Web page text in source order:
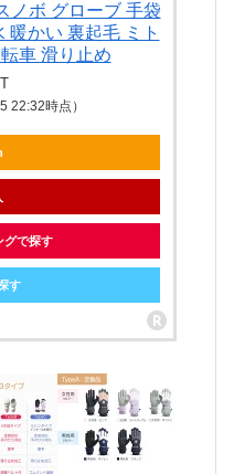
ノボ グローブ 手袋
暖かい 裏起毛 ミト
車 滑り止め
22:32時点）
グで探す
す